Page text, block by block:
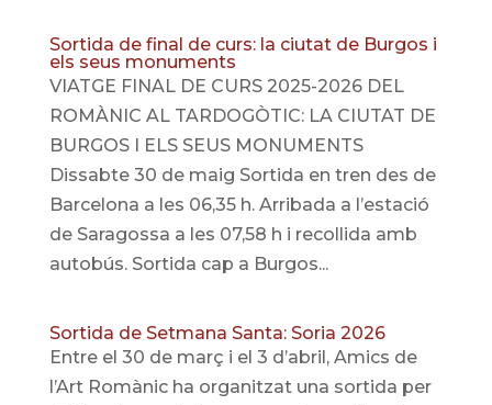
Sortida de final de curs: la ciutat de Burgos i
els seus monuments
VIATGE FINAL DE CURS 2025-2026 DEL
ROMÀNIC AL TARDOGÒTIC: LA CIUTAT DE
BURGOS I ELS SEUS MONUMENTS
Dissabte 30 de maig Sortida en tren des de
Barcelona a les 06,35 h. Arribada a l’estació
de Saragossa a les 07,58 h i recollida amb
autobús. Sortida cap a Burgos...
Sortida de Setmana Santa: Soria 2026
Entre el 30 de març i el 3 d’abril, Amics de
l’Art Romànic ha organitzat una sortida per